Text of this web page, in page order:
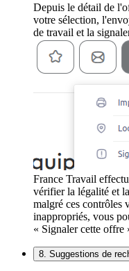
Depuis le détail de
votre sélection,
de travail et la
France Travail
vérifier la légalité et
malgré ces contrôles
inappropriés, vous
« Signaler cette offre
8. Suggestions de